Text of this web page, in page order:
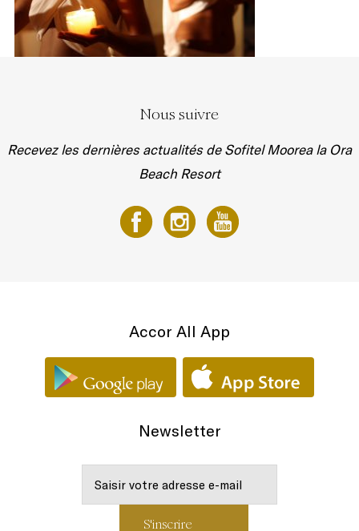
Nous suivre
Recevez les dernières actualités de Sofitel Moorea la Ora
Beach Resort
Accor All App
Newsletter